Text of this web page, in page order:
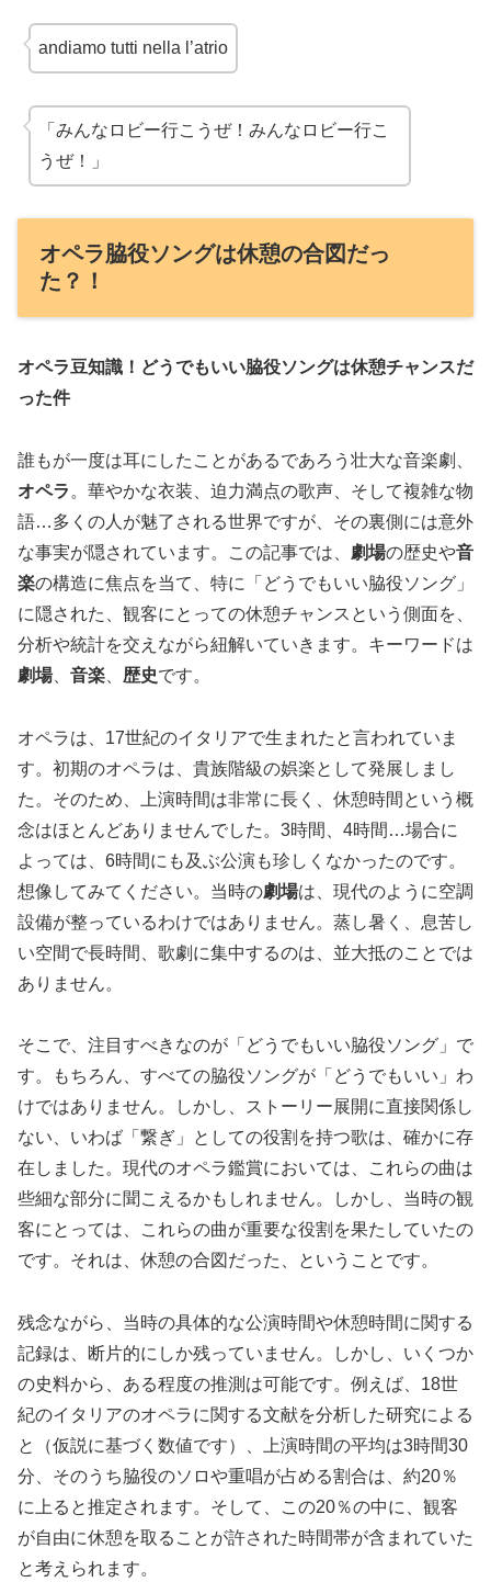
andiamo tutti nella l’atrio
「みんなロビー行こうぜ！みんなロビー行こ
うぜ！」
オペラ脇役ソングは休憩の合図だっ
た？！
オペラ豆知識！どうでもいい脇役ソングは休憩チャンスだ
った件
誰もが一度は耳にしたことがあるであろう壮大な音楽劇、
オペラ 。華やかな衣装、迫力満点の歌声、そして複雑な物
語…多くの人が魅了される世界ですが、その裏側には意外
な事実が隠されています。この記事では、 劇場の歴史や音
楽の構造に焦点を当て、特に「どうでもいい脇役ソング」
に隠された、観客にとっての休憩チャンスという側面を、
分析や統計を交えながら紐解いていきます。キーワードは
劇場、 音楽 歴史です。
オペラは、17世紀のイタリアで生まれたと言われていま
す。初期のオペラは、貴族階級の娯楽として発展しまし
た。そのため、上演時間は非常に長く、休憩時間という概
念はほとんどありませんでした。3時間、4時間…場合に
よっては、6時間にも及ぶ公演も珍しくなかったのです。
想像してみてください。当時の劇場は、現代のように空調
設備が整っているわけではありません。蒸し暑く、息苦し
い空間で長時間、歌劇に集中するのは、並大抵のことでは
ありません。
そこで、注目すべきなのが「どうでもいい脇役ソング」で
す。もちろん、すべての脇役ソングが「どうでもいい」わ
けではありません。しかし、ストーリー展開に直接関係し
ない、いわば「繋ぎ」としての役割を持つ歌は、確かに存
在しました。現代のオペラ鑑賞においては、これらの曲は
些細な部分に聞こえるかもしれません。しかし、当時の観
客にとっては、これらの曲が重要な役割を果たしていたの
です。それは、休憩の合図だった、ということです。
残念ながら、当時の具体的な公演時間や休憩時間に関する
記録は、断片的にしか残っていません。しかし、いくつか
の史料から、ある程度の推測は可能です。例えば、18世
紀のイタリアのオペラに関する文献を分析した研究による
と（仮説に基づく数値です）、上演時間の平均は3時間30
分、そのうち脇役のソロや重唱が占める割合は、約20％
に上ると推定されます。そして、この20％の中に、観客
が自由に休憩を取ることが許された時間帯が含まれていた
と考えられます。